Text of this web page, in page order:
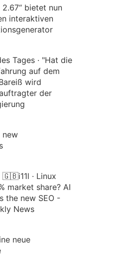
2.67“ bietet nun
interaktiven
Tages · "Hat die
auf dem
wird
der
new
🇬🇧i11l · Linux
market share? AI
the new SEO -
News
neue